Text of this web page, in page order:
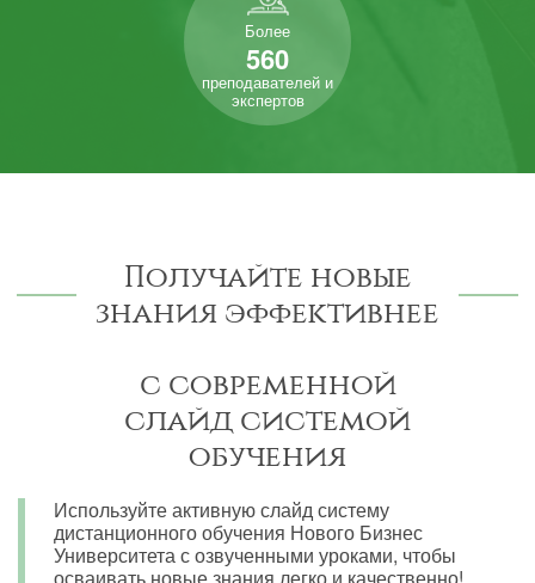
Более
560
преподавателей и
экспертов
Получайте новые
знания эффективнее
с современной
слайд системой
обучения
Используйте активную слайд систему
дистанционного обучения Нового Бизнес
Университета с озвученными уроками, чтобы
осваивать новые знания легко и качественно!